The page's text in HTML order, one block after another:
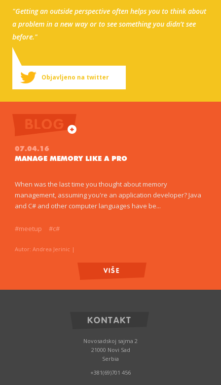
"Getting an outside perspective often helps you to think about
a problem in a new way or to see something you didn’t see
before."
Objavljeno na twitter
BLOG
07.04.16
MANAGE MEMORY LIKE A PRO
When was the last time you thought about memory
management, assuming you're an application developer? Java
and C# and other computer languages have be...
#meetup #c#
Autor: Andrea Jerinic |
VIŠE
KONTAKT
Novosadskoj sajma 2
21000 Novi Sad
Serbia
+381(69)701 456